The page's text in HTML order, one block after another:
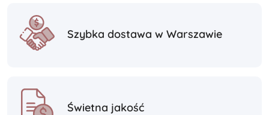
Szybka dostawa w Warszawie
Świetna jakość